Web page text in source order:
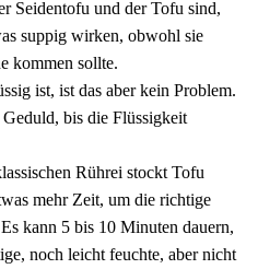
Seidentofu und der Tofu sind,
suppig wirken, obwohl sie
kommen sollte.
ist, ist das aber kein Problem.
bis die Flüssigkeit
Rührei stockt Tofu
mehr Zeit, um die richtige
kann 5 bis 10 Minuten dauern,
noch leicht feuchte, aber nicht